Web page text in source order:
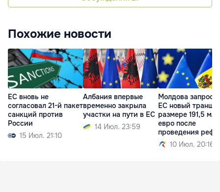
Похожие новости
ЕС вновь не
согласовал 21-й пакет
санкций против
России
15 Июл. 21:10
Албания впервые
временно закрыла
участки на пути в ЕС
14 Июл. 23:59
Молдова
ЕС новый транш в
размере 191,5 млн
евро после
проведения
10 Июл. 20:16